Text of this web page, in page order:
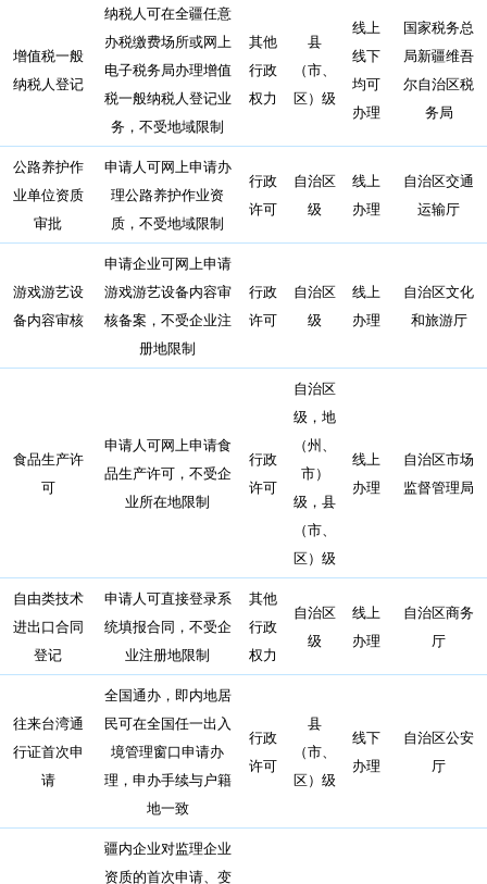
增值税一般
纳税人登记
纳税人可在全疆任意
办税缴费场所或网上
电子税务局办理增值
税一般纳税人登记业
务，不受地域限制
其他
行政
权力
县
（市、
区）级
线上
线下
均可
办理
国家税务总
局新疆维吾
尔自治区税
务局
公路养护作
业单位资质
审批
申请人可网上申请办
理公路养护作业资
质，不受地域限制
行政
许可
自治区
级
线上
办理
自治区交通
运输厅
游戏游艺设
备内容审核
申请企业可网上申请
游戏游艺设备内容审
核备案，不受企业注
册地限制
行政
许可
自治区
级
线上
办理
自治区文化
和旅游厅
食品生产许
可
申请人可网上申请食
品生产许可，不受企
业所在地限制
行政
许可
自治区
级，地
（州、
市）
级，县
（市、
区）级
线上
办理
自治区市场
监督管理局
自由类技术
进出口合同
登记
申请人可直接登录系
统填报合同，不受企
业注册地限制
其他
行政
权力
自治区
级
线上
办理
自治区商务
厅
往来台湾通
行证首次申
请
全国通办，即内地居
民可在全国任一出入
境管理窗口申请办
理，申办手续与户籍
地一致
行政
许可
县
（市、
区）级
线下
办理
自治区公安
厅
疆内企业对监理企业
资质的首次申请、变